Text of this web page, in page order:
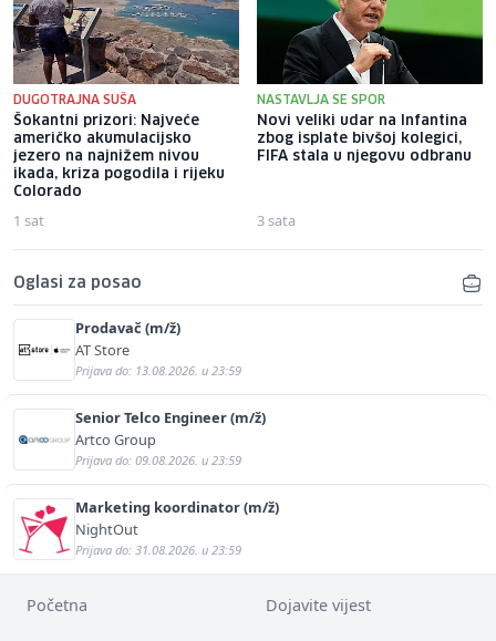
DUGOTRAJNA SUŠA
Šokantni prizori: Najveće
američko akumulacijsko
jezero na najnižem nivou
ikada, kriza pogodila i rijeku
Colorado
1 sat
NASTAVLJA SE SPOR
Novi veliki udar na Infantina
zbog isplate bivšoj kolegici,
FIFA stala u njegovu odbranu
3 sata
Oglasi za posao
Prodavač (m/ž)
AT Store
Prijava do: 13.08.2026. u 23:59
Senior Telco Engineer (m/ž)
Artco Group
Prijava do: 09.08.2026. u 23:59
Marketing koordinator (m/ž)
NightOut
Prijava do: 31.08.2026. u 23:59
Početna Dojavite vijest